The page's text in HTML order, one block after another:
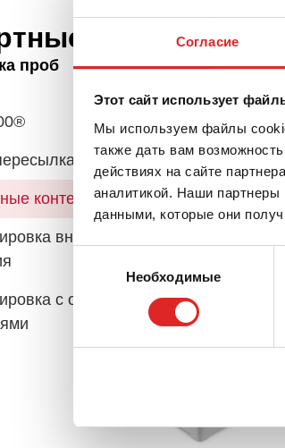
Согласие
Этот сайт использует
Мы используем файлы
также дать вам
действиях на сайте
аналитикой. Наши партнеры
данными, которые они
согласияНеобходимые
контейнеры
проб
контейнеры
внутри
с особыми